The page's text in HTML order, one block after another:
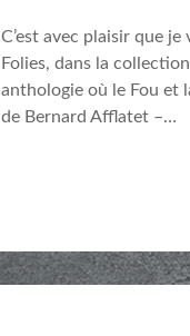
C’est avec plaisir que
Folies, dans la
anthologie où le Fou et
de Bernard Afflatet –…